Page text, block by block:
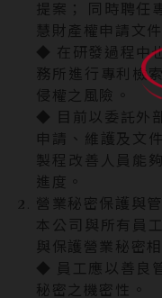
提案； 同時聘任
慧財產權申請文
◆ 在研發過程中
務所進行專利檢
侵權之風險。
◆ 目前以委託外
申請、維護及文
製程改善人員能
進度。
營業秘密保護與
本公司與所有員
與保護營業秘密
◆ 員工應以善良
秘密之機密性。